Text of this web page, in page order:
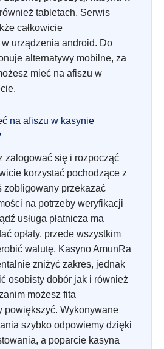
tabletach. Serwis
całkowicie
urządzenia android. Do
alternatywy mobilne, za
mieć na afiszu w
na afiszu w kasynie
zalogować się i rozpocząć
korzystać pochodzące z
zobligowany przekazać
na potrzeby weryfikacji
usługa płatnicza ma
opłaty, przede wszystkim
walutę. Kasyno AmunRa
zniżyć zakres, jednak
osobisty dobór jak i również
możesz fita
powiększyć. Wykonywane
szybko odpowiemy dzięki
a poparcie kasyna